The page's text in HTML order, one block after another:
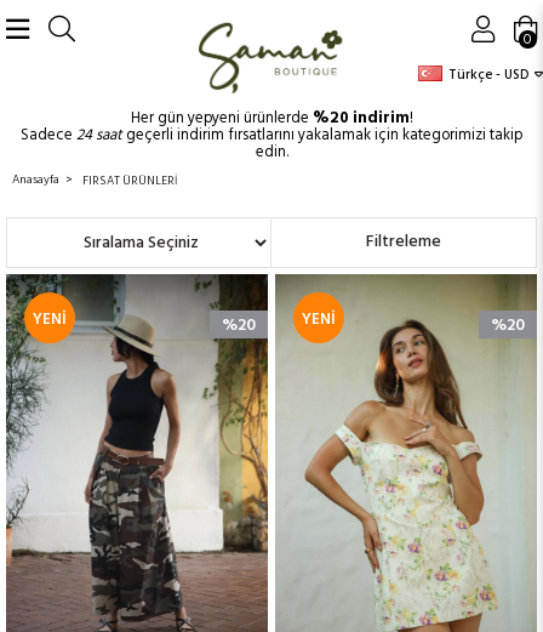
Türkçe - USD
0
Her gün yepyeni ürünlerde %20 indirim!
Sadece24 saatgeçerli indirim fırsatlarını yakalamak için kategorimizi takip
edin.
Anasayfa FIRSAT ÜRÜNLERİ
Filtreleme
Sıralama
%20
YENI
ÜRÜN
%20
YENI